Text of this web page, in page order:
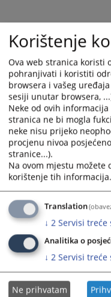
interact
with
the
calendar
and
select
a
date.
Press
the
mark
key
get
the
keyboard
for
changing
dates.
Korištenje
Ova web stranica koristi
pohranjivati i koristiti
browsera i vašeg
sesiji unutar browsera,
Neke od ovih
stranica ne bi mogla
neke nisu prijeko
procjenu nivoa
stranice...).
Na ovom mjestu
korištenje tih informacija.
Translation
↓ 2 Servisi treće
Analitika o
↓ 2 Servisi treće
Ne prihvatam